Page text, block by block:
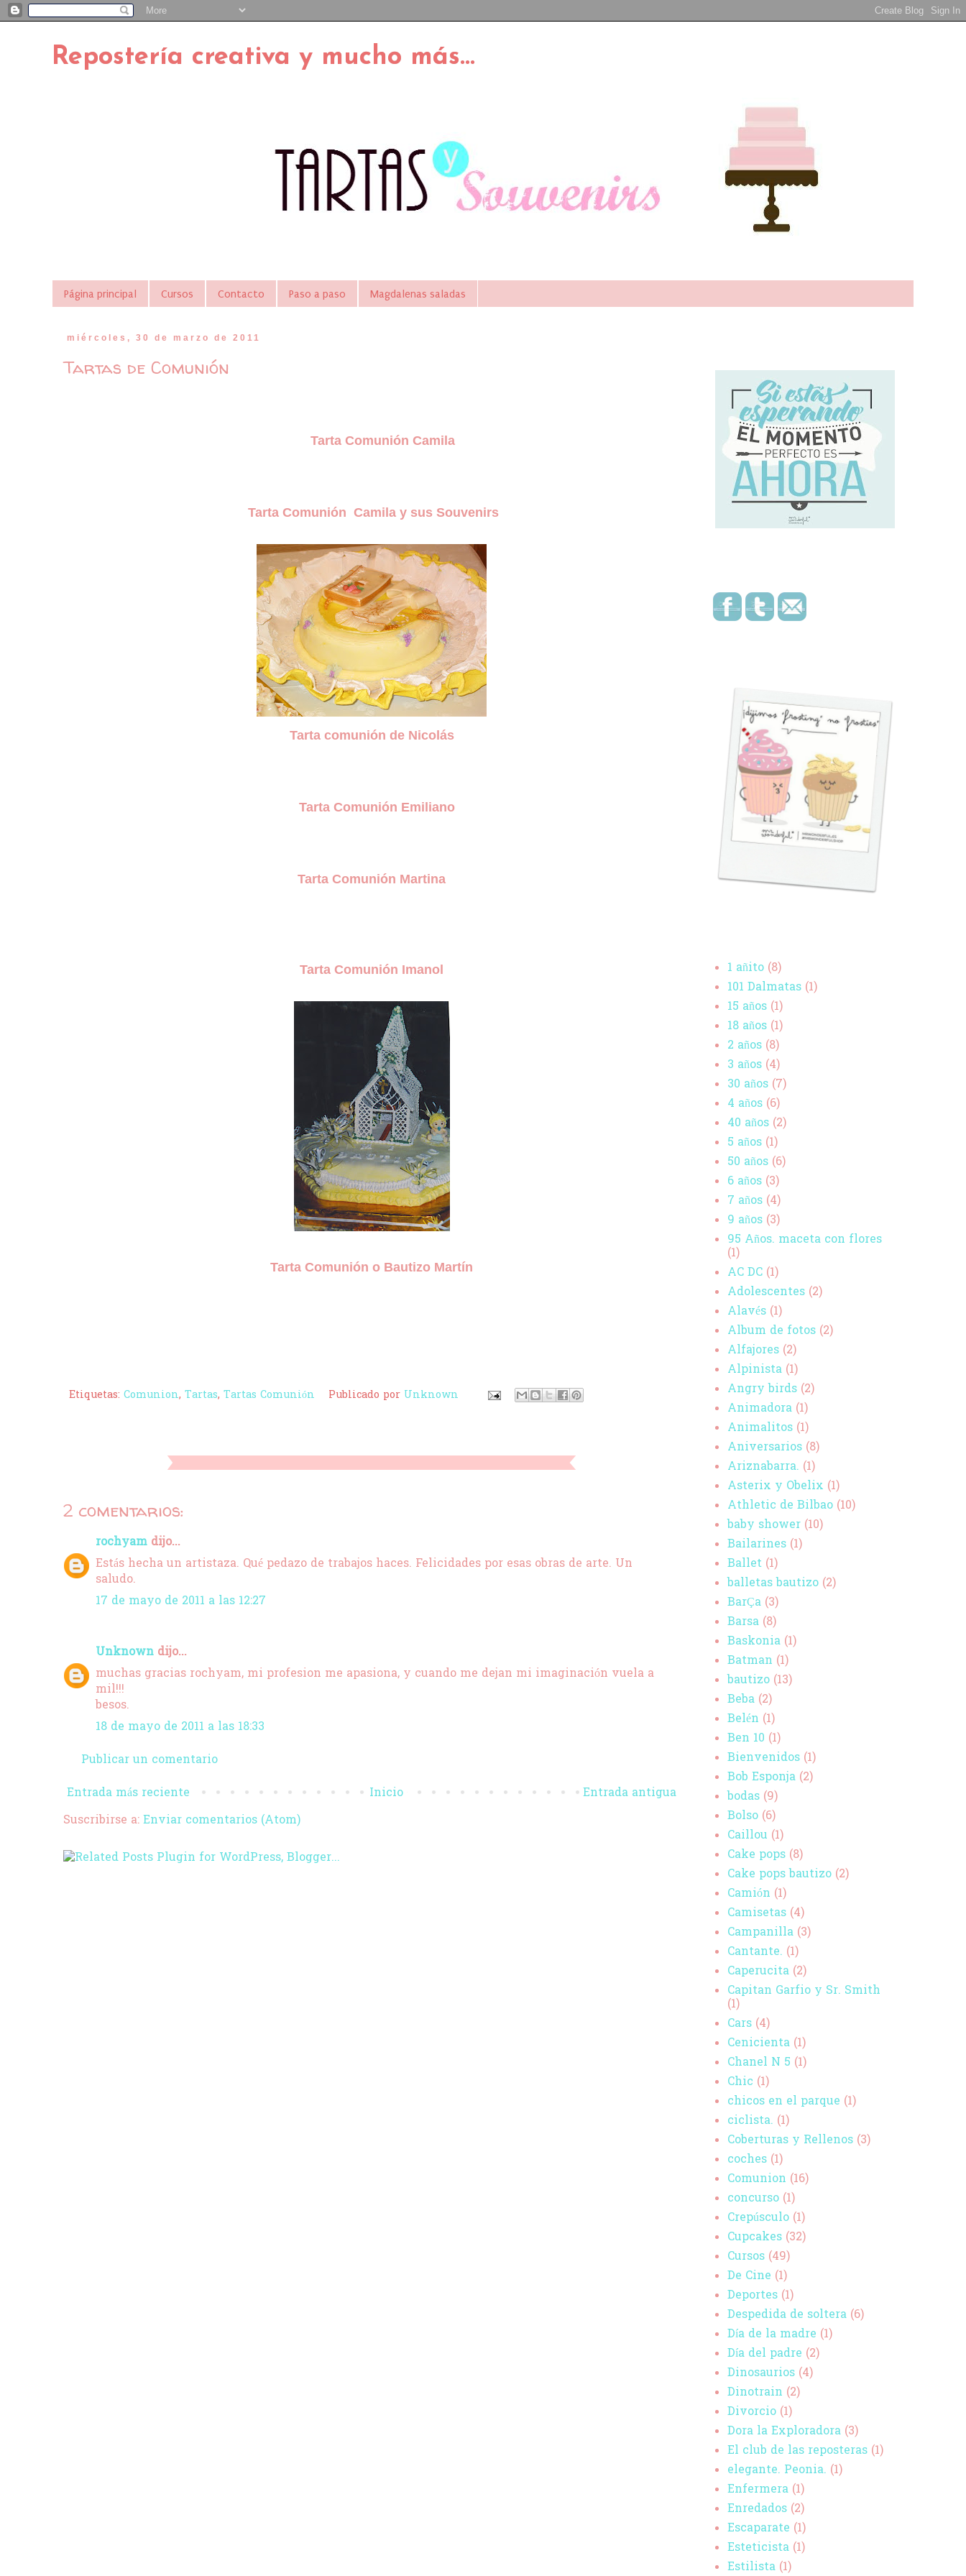
Repostería creativa y mucho más...
Página principal Cursos Contacto Paso a paso Magdalenas saladas
miércoles, 30 de marzo de 2011
Tartas de Comunión
Tarta Comunión Camila
Tarta Comunión Camila y sus Souvenirs
Tarta comunión de Nicolás
Tarta Comunión Emiliano
Tarta Comunión Martina
Tarta Comunión Imanol
Tarta Comunión o Bautizo Martín
Etiquetas: Comunion, Tartas, Tartas Comunión Publicado por Unknown
2 comentarios:
rochyam dijo...
Estás hecha un artistaza. Qué pedazo de trabajos haces. Felicidades por esas obras de arte. Un
saludo.
17 de mayo de 2011 a las 12:27
Unknown dijo...
muchas gracias rochyam, mi profesion me apasiona, y cuando me dejan mi imaginación vuela a
mil!!!
besos.
18 de mayo de 2011 a las 18:33
Publicar un comentario
Entrada más reciente
Entrada antigua
Inicio
Suscribirse a: Enviar comentarios (Atom)
1 añito (8)
101 Dalmatas (1)
15 años (1)
18 años (1)
2 años (8)
3 años (4)
30 años (7)
4 años (6)
40 años (2)
5 años (1)
50 años (6)
6 años (3)
7 años (4)
9 años (3)
95 Años. maceta con flores
(1)
AC DC (1)
Adolescentes (2)
Alavés (1)
Album de fotos (2)
Alfajores (2)
Alpinista (1)
Angry birds (2)
Animadora (1)
Animalitos (1)
Aniversarios (8)
Ariznabarra. (1)
Asterix y Obelix (1)
Athletic de Bilbao (10)
baby shower (10)
Bailarines (1)
Ballet (1)
balletas bautizo (2)
BarÇa (3)
Barsa (8)
Baskonia (1)
Batman (1)
bautizo (13)
Beba (2)
Belén (1)
Ben 10 (1)
Bienvenidos (1)
Bob Esponja (2)
bodas (9)
Bolso (6)
Caillou (1)
Cake pops (8)
Cake pops bautizo (2)
Camión (1)
Camisetas (4)
Campanilla (3)
Cantante. (1)
Caperucita (2)
Capitan Garfio y Sr. Smith
(1)
Cars (4)
Cenicienta (1)
Chanel N 5 (1)
Chic (1)
chicos en el parque (1)
ciclista. (1)
Coberturas y Rellenos (3)
coches (1)
Comunion (16)
concurso (1)
Crepúsculo (1)
Cupcakes (32)
Cursos (49)
De Cine (1)
Deportes (1)
Despedida de soltera (6)
Día de la madre (1)
Día del padre (2)
Dinosaurios (4)
Dinotrain (2)
Divorcio (1)
Dora la Exploradora (3)
El club de las reposteras (1)
elegante. Peonia. (1)
Enfermera (1)
Enredados (2)
Escaparate (1)
Esteticista (1)
Estilista (1)